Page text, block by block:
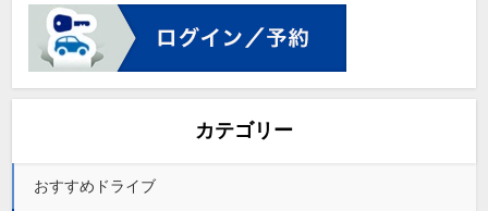
カテゴリー
おすすめドライブ